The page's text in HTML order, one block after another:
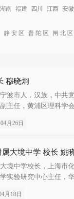
湖南 福建 四川 江西 安徽
静 安 区 普 陀 区 闸 北 区
穆晓炯
波市人，汉族，中
主任，黄浦区理科学
月26日
属大境中学 校长 姚
境中学校长，上海市
实验研究中心主任，
月18日